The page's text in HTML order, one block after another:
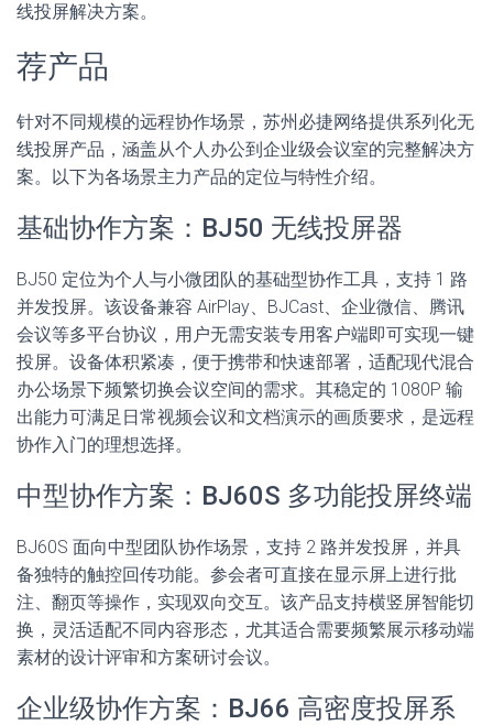
线投屏解决方案。
荐产品
针对不同规模的远程协作场景，苏州必捷网络提供系列化无
线投屏产品，涵盖从个人办公到企业级会议室的完整解决方
案。以下为各场景主力产品的定位与特性介绍。
基础协作方案：BJ50 无线投屏器
BJ50 定位为个人与小微团队的基础型协作工具，支持 1 路
并发投屏。该设备兼容 AirPlay、BJCast、企业微信、腾讯
会议等多平台协议，用户无需安装专用客户端即可实现一键
投屏。设备体积紧凑，便于携带和快速部署，适配现代混合
办公场景下频繁切换会议空间的需求。其稳定的 1080P 输
出能力可满足日常视频会议和文档演示的画质要求，是远程
协作入门的理想选择。
中型协作方案：BJ60S 多功能投屏终端
BJ60S 面向中型团队协作场景，支持 2 路并发投屏，并具
备独特的触控回传功能。参会者可直接在显示屏上进行批
注、翻页等操作，实现双向交互。该产品支持横竖屏智能切
换，灵活适配不同内容形态，尤其适合需要频繁展示移动端
素材的设计评审和方案研讨会议。
企业级协作方案：BJ66 高密度投屏系